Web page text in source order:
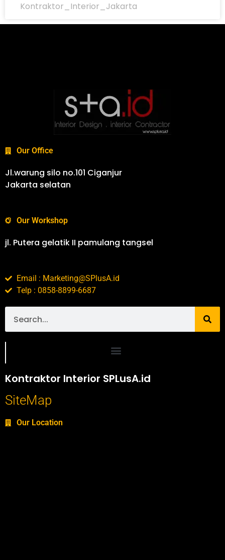
Kontraktor_Interior_Jakarta
Our Office
Jl.warung silo no.101 Ciganjur
Jakarta selatan
Our Workshop
jl. Putera gelatik II pamulang tangsel
Email : Marketing@SPlusA.id
Telp : 0858-8899-6687
Kontraktor Interior SPLusA.id
SiteMap
Our Location